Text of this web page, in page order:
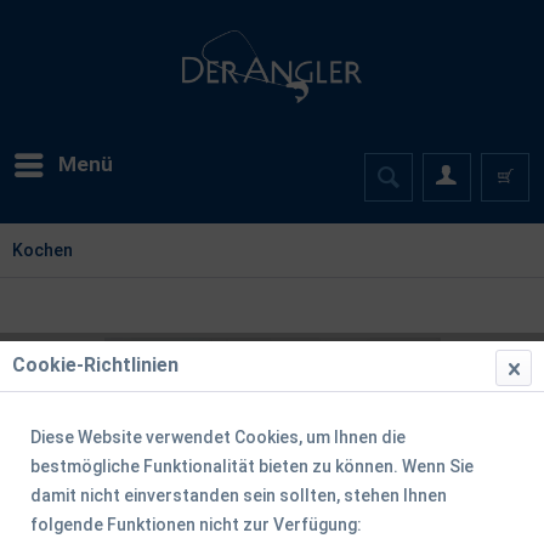
Menü
Kochen
Cookie-Richtlinien
Diese Website verwendet Cookies, um Ihnen die
bestmögliche Funktionalität bieten zu können. Wenn Sie
damit nicht einverstanden sein sollten, stehen Ihnen
folgende Funktionen nicht zur Verfügung: